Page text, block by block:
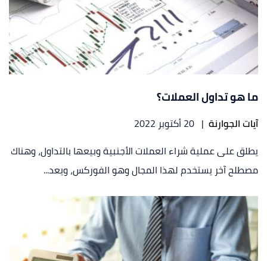
ما هو تداول العملات؟
آيات الجوارنة | 20 أكتوبر 2022
يطلق على عملية شراء العملات الأجنبية وبيعها بالتداول، وهناك
مصطلح آخر يستخدم لهذا المجال وهو الفوركس، ويعد...